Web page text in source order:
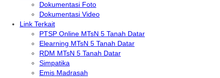
Dokumentasi Foto
Dokumentasi Video
Link Terkait
PTSP Online MTsN 5 Tanah Datar
Elearning MTsN 5 Tanah Datar
RDM MTsN 5 Tanah Datar
Simpatika
Emis Madrasah